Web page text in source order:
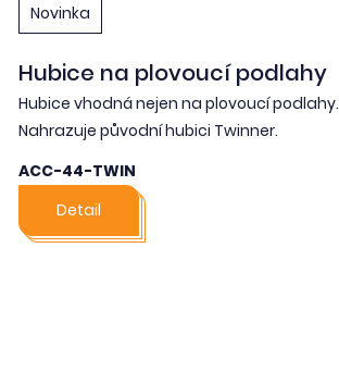
Novinka
Hubice na plovoucí podlahy
Hubice vhodná nejen na plovoucí podlahy.
Nahrazuje původní hubici Twinner.
ACC-44-TWIN
Detail